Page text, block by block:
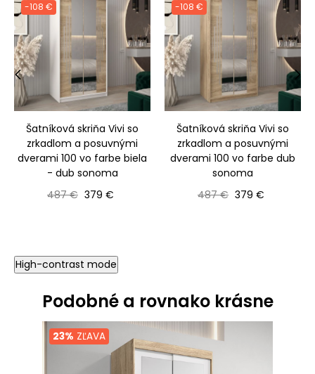
-108 €
Šatníková skriňa Vivi so
zrkadlom a posuvnými
dverami 100 vo farbe biela
- dub sonoma
Bežná cena
487 € Cena
379 €
-108 €
Šatníková skriňa Vivi so
zrkadlom a posuvnými
dverami 100 vo farbe dub
sonoma
Bežná cena
487 € Cena
379 €
‹
High-contrast mode
Podobné a rovnako krásne
23% ZĽAVA